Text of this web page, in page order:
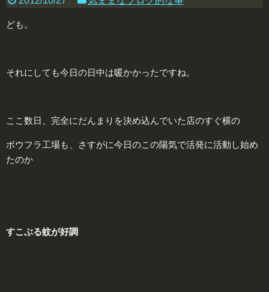
ども。
それにしても今日の日中は暖かかったですね。
ここ数日、完全にだんまりを決め込んでいた店のすぐ横の
ボウフラ工場も、さすがに今日のこの陽気で活発に活動し始め
たのか
すこぶる蚊が好調